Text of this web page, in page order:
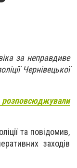
за неправдиве
Чернівецької
розповсюджували
та повідомив,
заходів